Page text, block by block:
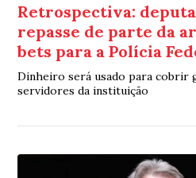
Retrospectiva:
repasse de parte da
bets para a Polícia
Dinheiro será usado para cobrir
servidores da instituição